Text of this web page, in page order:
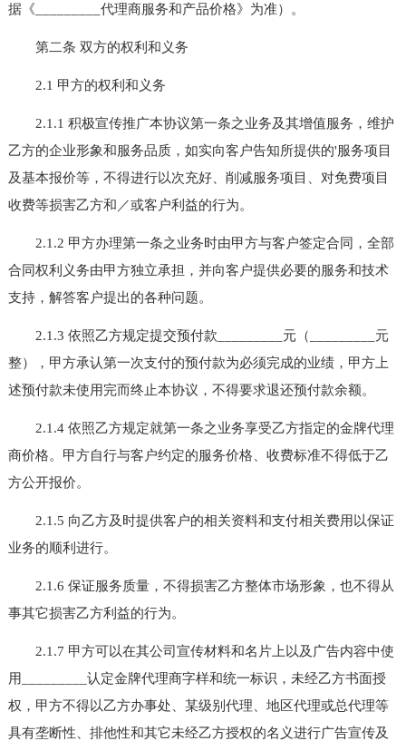
据《_________代理商服务和产品价格》为准）。
第二条 双方的权利和义务
2.1 甲方的权利和义务
2.1.1 积极宣传推广本协议第一条之业务及其增值服务，维护
乙方的企业形象和服务品质，如实向客户告知所提供的'服务项目
及基本报价等，不得进行以次充好、削减服务项目、对免费项目
收费等损害乙方和／或客户利益的行为。
2.1.2 甲方办理第一条之业务时由甲方与客户签定合同，全部
合同权利义务由甲方独立承担，并向客户提供必要的服务和技术
支持，解答客户提出的各种问题。
2.1.3 依照乙方规定提交预付款_________元（_________元
整），甲方承认第一次支付的预付款为必须完成的业绩，甲方上
述预付款未使用完而终止本协议，不得要求退还预付款余额。
2.1.4 依照乙方规定就第一条之业务享受乙方指定的金牌代理
商价格。甲方自行与客户约定的服务价格、收费标准不得低于乙
方公开报价。
2.1.5 向乙方及时提供客户的相关资料和支付相关费用以保证
业务的顺利进行。
2.1.6 保证服务质量，不得损害乙方整体市场形象，也不得从
事其它损害乙方利益的行为。
2.1.7 甲方可以在其公司宣传材料和名片上以及广告内容中使
用_________认定金牌代理商字样和统一标识，未经乙方书面授
权，甲方不得以乙方办事处、某级别代理、地区代理或总代理等
具有垄断性、排他性和其它未经乙方授权的名义进行广告宣传及